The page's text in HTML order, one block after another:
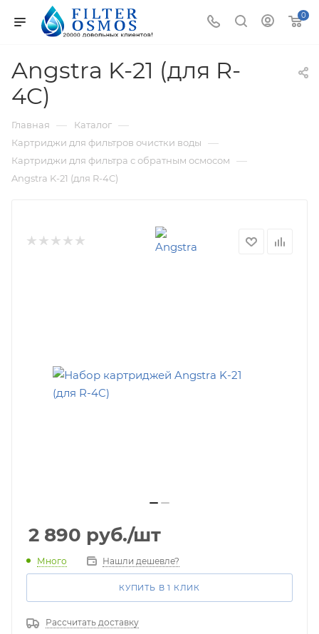
0
Angstra K-21 (для R-
4C)
Главная — Каталог —
Картриджи для фильтров очистки воды —
Картриджи для фильтра с обратным осмосом —
Angstra K-21 (для R-4C)
2 890 руб./шт
Много Нашли дешевле?
КУПИТЬ В 1 КЛИК
Рассчитать доставку